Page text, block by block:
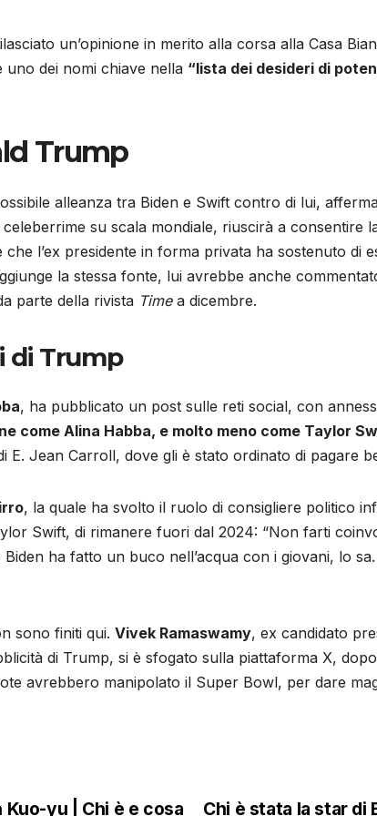
un’opinione in merito alla corsa alla Casa
uno dei nomi chiave nella “lista dei desideri di
Trump
alleanza tra Biden e Swift contro di lui,
su scala mondiale, riuscirà a consentire
l’ex presidente in forma privata ha sostenuto di
la stessa fonte, lui avrebbe anche
parte della rivista Time a dicembre.
di Trump
, ha pubblicato un post sulle reti social, con
come Alina Habba, e molto meno come Taylor
E. Jean Carroll, dove gli è stato ordinato di pagare
, la quale ha svolto il ruolo di consigliere politico
Swift, di rimanere fuori dal 2024: “Non farti
Biden ha fatto un buco nell’acqua con i giovani, lo
sono finiti qui. Vivek Ramaswamy, ex candidato
di Trump, si è sfogato sulla piattaforma X,
avrebbero manipolato il Super Bowl, per dare
Chi è stata la star di
yu | Chi è e cosa